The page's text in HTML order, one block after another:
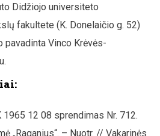
Didžiojo universiteto
fakultete (K. Donelaičio g. 52)
pavadinta Vinco Krėvės-
1965 12 08 sprendimas Nr. 712.
„Raganius“. – Nuotr. // Vakarinės